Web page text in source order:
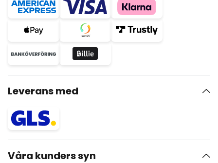
Leverans med
Våra kunders syn